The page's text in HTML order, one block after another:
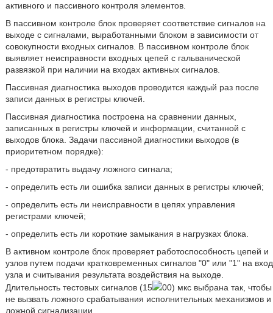
активного и пассивного контроля элементов.
В пассивном контроле блок проверяет соответствие сигналов на
выходе с сигналами, выработанными блоком в зависимости от
совокупности входных сигналов. В пассивном контроле блок
выявляет неисправности входных цепей с гальванической
развязкой при наличии на входах активных сигналов.
Пассивная диагностика выходов проводится каждый раз после
записи данных в регистры ключей.
Пассивная диагностика построена на сравнении данных,
записанных в регистры ключей и информации, считанной с
выходов блока. Задачи пассивной диагностики выходов (в
приоритетном порядке):
- предотвратить выдачу ложного сигнала;
- определить есть ли ошибка записи данных в регистры ключей;
- определить есть ли неисправности в цепях управления
регистрами ключей;
- определить есть ли короткие замыкания в нагрузках блока.
В активном контроле блок проверяет работоспособность цепей и
узлов путем подачи кратковременных сигналов "0" или "1" на вход
узла и считывания результата воздействия на выходе.
Длительность тестовых сигналов (15
00) мкс выбрана так, чтобы
не вызвать ложного срабатывания исполнительных механизмов и
ложной сигнализации.